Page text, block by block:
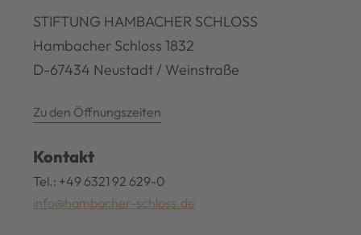
STIFTUNG HAMBACHER SCHLOSS
Hambacher Schloss 1832
D-67434 Neustadt / Weinstraße
Zu den Öffnungszeiten
Kontakt
Tel.: +49 6321 92 629-0
info@hambacher-schloss.de